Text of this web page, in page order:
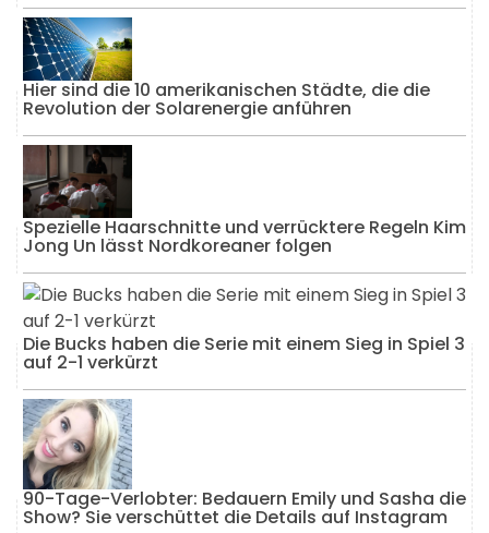
Hier sind die 10 amerikanischen Städte, die die
Revolution der Solarenergie anführen
Spezielle Haarschnitte und verrücktere Regeln Kim
Jong Un lässt Nordkoreaner folgen
Die Bucks haben die Serie mit einem Sieg in Spiel 3
auf 2-1 verkürzt
90-Tage-Verlobter: Bedauern Emily und Sasha die
Show? Sie verschüttet die Details auf Instagram